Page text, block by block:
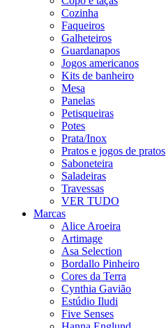
Cozinha
Faqueiros
Galheteiros
Guardanapos
Jogos americanos
Kits de banheiro
Mesa
Panelas
Petisqueiras
Potes
Prata/Inox
Pratos e jogos de pratos
Saboneteira
Saladeiras
Travessas
VER TUDO
Marcas
Alice Aroeira
Artimage
Asa Selection
Bordallo Pinheiro
Cores da Terra
Cynthia Gavião
Estúdio Iludi
Five Senses